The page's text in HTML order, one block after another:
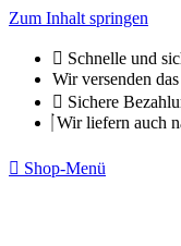
Zum Inhalt springen
Schnelle und
Wir versenden
Sichere
Wir liefern auch
Shop-Menü